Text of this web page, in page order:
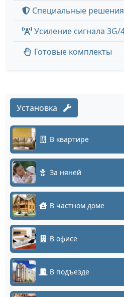
Специальные решения
Усиление сигнала 3G/
Готовые комплекты
Установка
В квартире
За няней
В частном доме
В офисе
В подъезде